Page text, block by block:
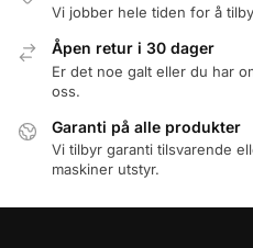
Vi jobber hele tiden for å
Åpen retur i 30 dager
Er det noe galt eller du har
oss.
Garanti på alle produkter
Vi tilbyr garanti tilsvarende
maskiner utstyr.